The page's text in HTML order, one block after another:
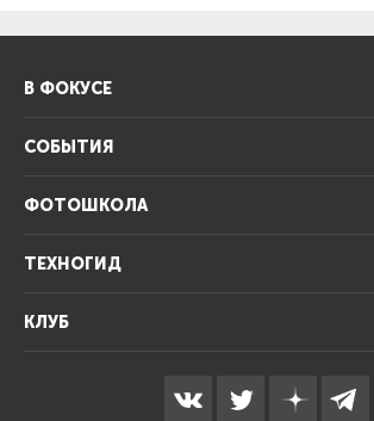
В ФОКУСЕ
СОБЫТИЯ
ФОТОШКОЛА
ТЕХНОГИД
КЛУБ